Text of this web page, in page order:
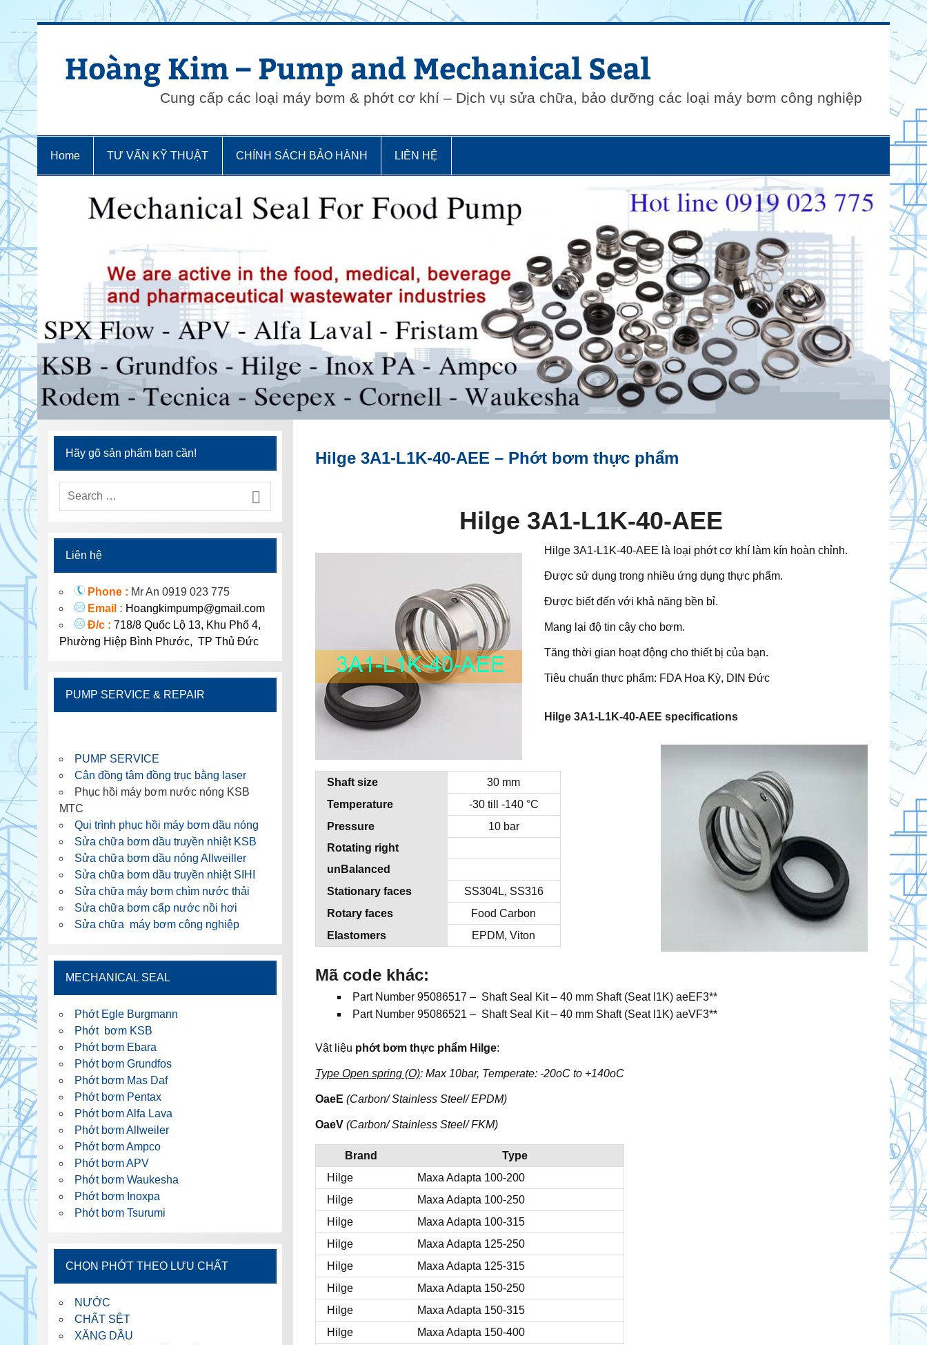
content
Hoàng Kim – Pump and Mechanical Seal
Cung cấp các loại máy bơm & phớt cơ khí – Dịch vụ sửa chữa, bảo dưỡng các loại máy bơm công nghiệp
Home TƯ VẤN KỸ THUẬT CHÍNH SÁCH BẢO HÀNH LIÊN HỆ
Hilge 3A1-L1K-40-AEE – Phớt bơm thực phẩm
Hilge 3A1-L1K-40-AEE
Hilge 3A1-L1K-40-AEE là loại phớt cơ khí làm kín hoàn chỉnh.
Được sử dụng trong nhiều ứng dụng thực phẩm.
Được biết đến với khả năng bền bỉ.
Mang lại độ tin cậy cho bơm.
Tăng thời gian hoạt động cho thiết bị của bạn.
Tiêu chuẩn thực phẩm: FDA Hoa Kỳ, DIN Đức
Hilge 3A1-L1K-40-AEE specifications
Shaft size
30 mm
Temperature
-30 till -140 °C
Pressure
10 bar
Rotating right
unBalanced
Stationary faces
SS304L, SS316
Rotary faces
Food Carbon
Elastomers
EPDM, Viton
Mã code khác:
Part Number 95086517 – Shaft Seal Kit – 40 mm Shaft (Seat l1K) aeEF3**
Part Number 95086521 – Shaft Seal Kit – 40 mm Shaft (Seat l1K) aeVF3**
Vật liệu phớt bơm thực phẩm Hilge:
Type Open spring (O): Max 10bar, Temperate: -20oC to +140oC
OaeE (Carbon/ Stainless Steel/ EPDM)
OaeV (Carbon/ Stainless Steel/ FKM)
Brand
Type
Hilge
Maxa Adapta 100-200
Hilge
Maxa Adapta 100-250
Hilge
Maxa Adapta 100-315
Hilge
Maxa Adapta 125-250
Hilge
Maxa Adapta 125-315
Hilge
Maxa Adapta 150-250
Hilge
Maxa Adapta 150-315
Hilge
Maxa Adapta 150-400
Hãy gõ sản phẩm bạn cần!
Liên hệ
Phone : Mr An 0919 023 775
Email : Hoangkimpump@gmail.com
Đ/c : 718/8 Quốc Lộ 13, Khu Phố 4,
Phường Hiệp Bình Phước, TP Thủ Đức
PUMP SERVICE & REPAIR
PUMP SERVICE
Cân đồng tâm đồng trục bằng laser
Phục hồi máy bơm nước nóng KSB
MTC
Qui trình phục hồi máy bơm dầu nóng
Sửa chữa bơm dầu truyền nhiệt KSB
Sửa chữa bơm dầu nóng Allweiller
Sửa chữa bơm dầu truyền nhiệt SIHI
Sửa chữa máy bơm chìm nước thải
Sửa chữa bơm cấp nước nồi hơi
Sửa chữa máy bơm công nghiệp
MECHANICAL SEAL
Phớt Egle Burgmann
Phớt bơm KSB
Phớt bơm Ebara
Phớt bơm Grundfos
Phớt bơm Mas Daf
Phớt bơm Pentax
Phớt bơm Alfa Lava
Phớt bơm Allweiler
Phớt bơm Ampco
Phớt bơm APV
Phớt bơm Waukesha
Phớt bơm Inoxpa
Phớt bơm Tsurumi
CHỌN PHỚT THEO LƯU CHẤT
NƯỚC
CHẤT SỆT
XĂNG DẦU